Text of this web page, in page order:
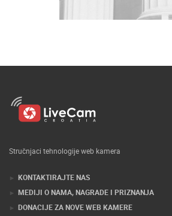
Stručnjaci tehnologije web kamera
KONTAKTIRAJTE NAS
MEDIJI O NAMA, NAGRADE I PRIZNANJA
DONACIJE ZA NOVE WEB KAMERE